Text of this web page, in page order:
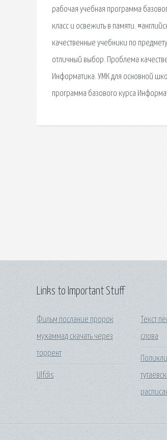
рабочая учебная программа
класс и освежить в памяти.
качественные учебники по
отличный выбор. Проблема
Информатика. УМК для основной
программа базового курса
Links to Important Stuff
Фильм послание пророк
мухаммад скачать через
торрент
Ulfdis
Текст
слова